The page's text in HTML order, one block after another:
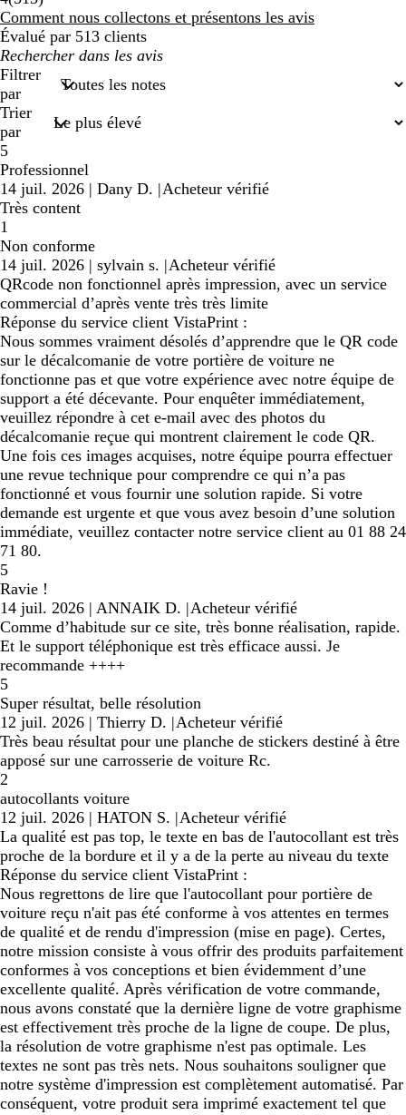
avis
Comment nous collectons et présentons les avis
Évalué par 513 clients
Mes
recherches
saisies
Filtrer
par
Trier
par
5
Professionnel
14 juil. 2026 | Dany D. |Acheteur vérifié
Très content
1
Non conforme
14 juil. 2026 | sylvain s. |Acheteur vérifié
QRcode non fonctionnel après impression, avec un service
commercial d’après vente très très limite
Réponse du service client VistaPrint :
Nous sommes vraiment désolés d’apprendre que le QR code
sur le décalcomanie de votre portière de voiture ne
fonctionne pas et que votre expérience avec notre équipe de
support a été décevante. Pour enquêter immédiatement,
veuillez répondre à cet e-mail avec des photos du
décalcomanie reçue qui montrent clairement le code QR.
Une fois ces images acquises, notre équipe pourra effectuer
une revue technique pour comprendre ce qui n’a pas
fonctionné et vous fournir une solution rapide. Si votre
demande est urgente et que vous avez besoin d’une solution
immédiate, veuillez contacter notre service client au 01 88 24
71 80.
5
Ravie !
14 juil. 2026 | ANNAIK D. |Acheteur vérifié
Comme d’habitude sur ce site, très bonne réalisation, rapide.
Et le support téléphonique est très efficace aussi. Je
recommande ++++
5
Super résultat, belle résolution
12 juil. 2026 | Thierry D. |Acheteur vérifié
Très beau résultat pour une planche de stickers destiné à être
apposé sur une carrosserie de voiture Rc.
2
autocollants voiture
12 juil. 2026 | HATON S. |Acheteur vérifié
La qualité est pas top, le texte en bas de l'autocollant est très
proche de la bordure et il y a de la perte au niveau du texte
Réponse du service client VistaPrint :
Nous regrettons de lire que l'autocollant pour portière de
voiture reçu n'ait pas été conforme à vos attentes en termes
de qualité et de rendu d'impression (mise en page). Certes,
notre mission consiste à vous offrir des produits parfaitement
conformes à vos conceptions et bien évidemment d’une
excellente qualité. Après vérification de votre commande,
nous avons constaté que la dernière ligne de votre graphisme
est effectivement très proche de la ligne de coupe. De plus,
la résolution de votre graphisme n'est pas optimale. Les
textes ne sont pas très nets. Nous souhaitons souligner que
notre système d'impression est complètement automatisé. Par
conséquent, votre produit sera imprimé exactement tel que